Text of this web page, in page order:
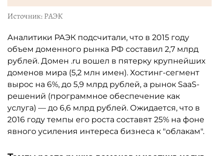
Источник: РАЭК
Аналитики РАЭК подсчитали, что в 2015 году
объем доменного рынка РФ составил 2,7 млрд
рублей. Домен .ru вошел в пятерку крупнейших
доменов мира (5,2 млн имен). Хостинг-сегмент
вырос на 6%, до 5,9 млрд рублей, а рынок SaaS-
решений (программное обеспечение как
услуга) — до 6,6 млрд рублей. Ожидается, что в
2016 году темпы его роста составят 25% на фоне
явного усиления интереса бизнеса к "облакам".